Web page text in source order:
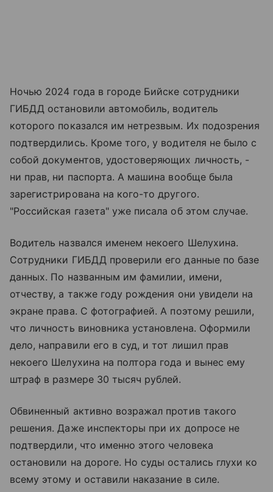
Ночью 2024 года в городе Бийске сотрудники
ГИБДД остановили автомобиль, водитель
которого показался им нетрезвым. Их подозрения
подтвердились. Кроме того, у водителя не было с
собой документов, удостоверяющих личность, -
ни прав, ни паспорта. А машина вообще была
зарегистрирована на кого-то другого.
"Российская газета" уже писала об этом случае.
Водитель назвался именем некоего Шелухина.
Сотрудники ГИБДД проверили его данные по базе
данных. По названным им фамилии, имени,
отчеству, а также году рождения они увидели на
экране права. С фотографией. А поэтому решили,
что личность виновника установлена. Оформили
дело, направили его в суд, и тот лишил прав
некоего Шелухина на полтора года и вынес ему
штраф в размере 30 тысяч рублей.
Обвиненный активно возражал против такого
решения. Даже инспекторы при их допросе не
подтвердили, что именно этого человека
остановили на дороге. Но суды остались глухи ко
всему этому и оставили наказание в силе.